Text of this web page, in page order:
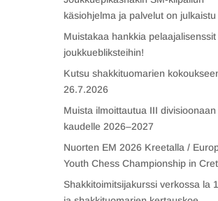
käsiohjelma ja palvelut on julkaistu
Muistakaa hankkia pelaajalisenssit
joukkuebliksteihin!
Kutsu shakkituomarien
26.7.2026
Muista ilmoittautua III divisioonaan
kaudelle 2026–2027
Nuorten EM 2026 Kreetalla /
Youth Chess Championship in
Shakkitoimitsijakurssi verkossa la